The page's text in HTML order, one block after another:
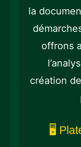
la
offrons
création
🖥️